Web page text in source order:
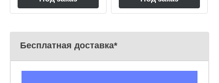
Бесплатная доставка*